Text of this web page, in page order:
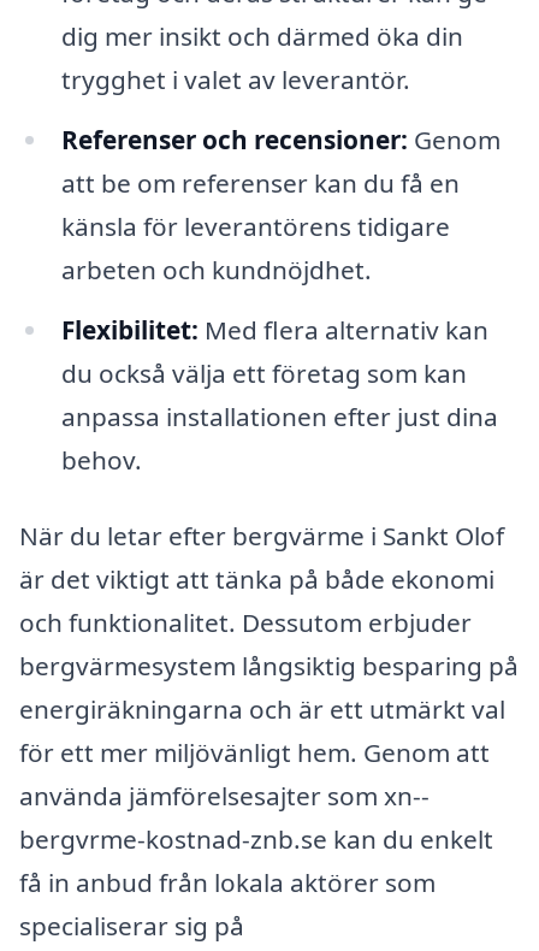
dig mer insikt och därmed öka din
trygghet i valet av leverantör.
Referenser och recensioner: Genom
att be om referenser kan du få en
känsla för leverantörens tidigare
arbeten och kundnöjdhet.
Flexibilitet: Med flera alternativ kan
du också välja ett företag som kan
anpassa installationen efter just dina
behov.
När du letar efter bergvärme i Sankt Olof
är det viktigt att tänka på både ekonomi
och funktionalitet. Dessutom erbjuder
bergvärmesystem långsiktig besparing på
energiräkningarna och är ett utmärkt val
för ett mer miljövänligt hem. Genom att
använda jämförelsesajter som xn--
bergvrme-kostnad-znb.se kan du enkelt
få in anbud från lokala aktörer som
specialiserar sig på